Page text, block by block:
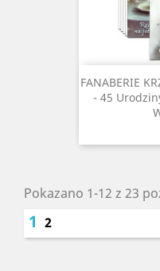
FANABERIE
- 45
Pokazano 1-12 z 23
1 2